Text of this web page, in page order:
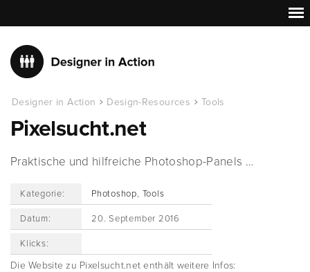
Designer in Action Design-Resources Tools
Pixelsucht.net
Praktische und hilfreiche Photoshop-Panels …
Kategorie: Photoshop, Tools
Datum: 20. September 2016
Klicks:
Die Website zu Pixelsucht.net enthält weitere Infos: